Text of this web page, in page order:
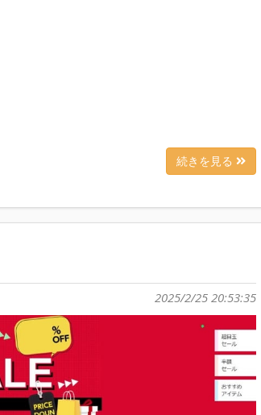
続きを見る
2025/2/25 20:53:35